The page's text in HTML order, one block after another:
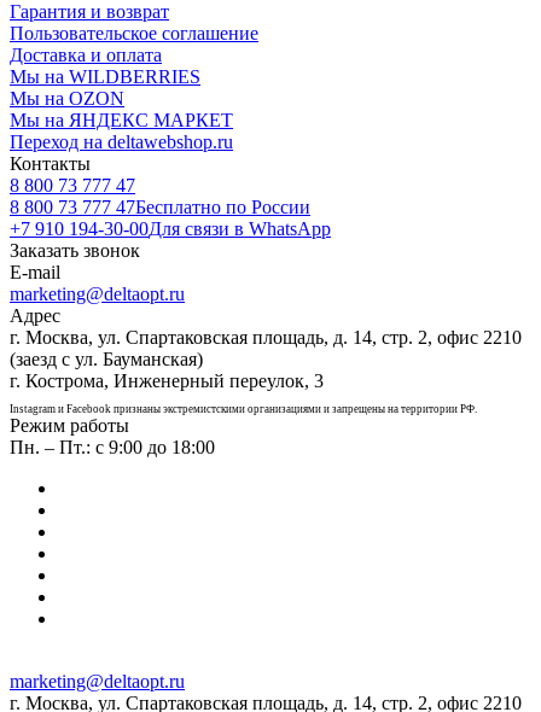
Гарантия и возврат
Пользовательское соглашение
Доставка и оплата
Мы на WILDBERRIES
Мы на OZON
Мы на ЯНДЕКС МАРКЕТ
Переход на deltawebshop.ru
Контакты
8 800 73 777 47
8 800 73 777 47Бесплатно по России
+7 910 194-30-00Для связи в WhatsApp
Заказать звонок
E-mail
marketing@deltaopt.ru
Адрес
г. Москва, ул. Спартаковская площадь, д. 14, стр. 2, офис 2210
(заезд с ул. Бауманская)
г. Кострома, Инженерный переулок, 3
Instagram и Facebook признаны экстремистскими организациями и запрещены на территории РФ.
Режим работы
Пн. – Пт.: с 9:00 до 18:00
marketing@deltaopt.ru
г. Москва, ул. Спартаковская площадь, д. 14, стр. 2, офис 2210